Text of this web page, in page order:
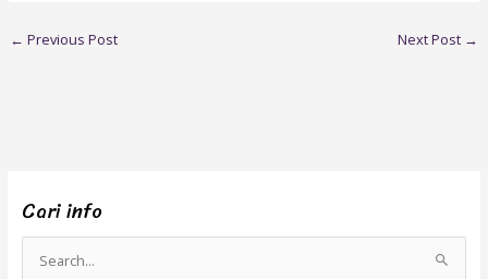
Cari info
← Previous Post Next Post →